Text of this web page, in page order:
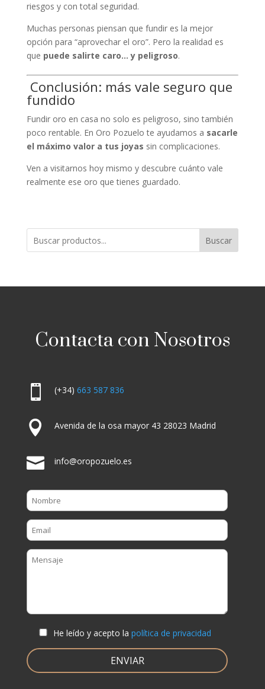
riesgos y con total seguridad.
Muchas personas piensan que fundir es la mejor
opción para “aprovechar el oro”. Pero la realidad es
que puede salirte caro… y peligroso.
️ Conclusión: más vale seguro que
fundido
Fundir oro en casa no solo es peligroso, sino también
poco rentable. En Oro Pozuelo te ayudamos a sacarle
el máximo valor a tus joyas sin complicaciones.
Ven a visitarnos hoy mismo y descubre cuánto vale
realmente ese oro que tienes guardado.
Buscar
Contacta con Nosotros
 (+34) 663 587 836
 Avenida de la osa mayor 43 28023 Madrid
 info@oropozuelo.es
He leído y acepto la política de privacidad